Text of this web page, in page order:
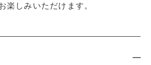
楽しみいただけます。